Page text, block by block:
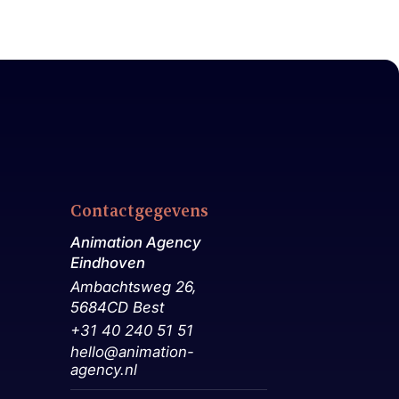
Contactgegevens
Animation Agency
Eindhoven
Ambachtsweg 26,
5684CD Best
+31 40 240 51 51
hello@animation-
agency.nl